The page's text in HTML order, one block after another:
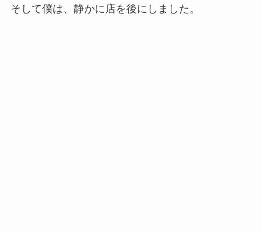
そして僕は、静かに店を後にしました。